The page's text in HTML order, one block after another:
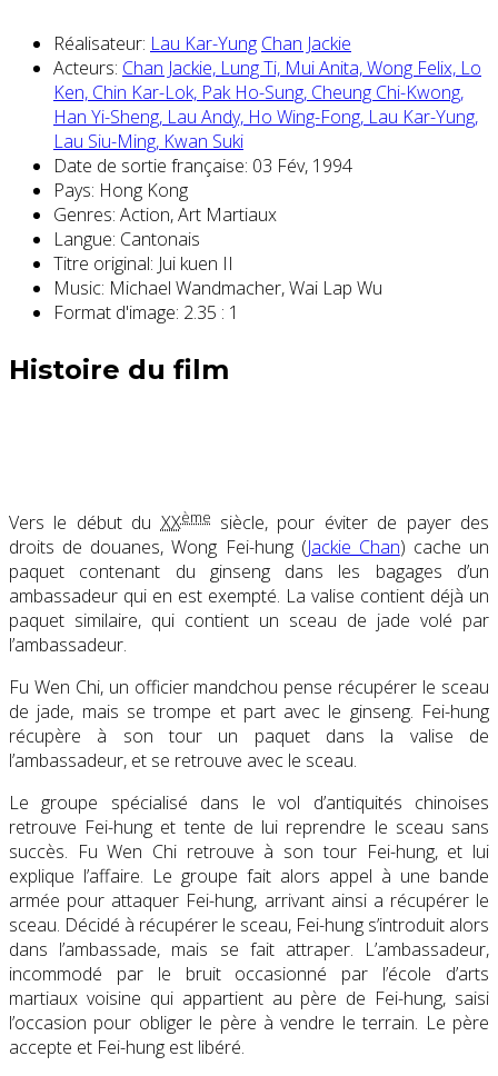
Réalisateur: Lau Kar-Yung Chan Jackie
Acteurs: Chan Jackie, Lung Ti, Mui Anita,Wong Felix, Lo
Ken, Chin Kar-Lok, Pak Ho-Sung, Cheung Chi-Kwong,
Han Yi-Sheng, Lau Andy, Ho Wing-Fong, Lau Kar-Yung,
Lau Siu-Ming, Kwan Suki
Date de sortie française: 03 Fév, 1994
Pays: Hong Kong
Genres: Action, Art Martiaux
Langue: Cantonais
Titre original: Jui kuen II
Music: Michael Wandmacher, Wai Lap Wu
Format d'image: 2.35 : 1
Histoire du film
Vers le début du XXème siècle, pour éviter de payer des
droits de douanes, Wong Fei-hung (Jackie Chan) cache un
paquet contenant du ginseng dans les bagages d’un
ambassadeur qui en est exempté. La valise contient déjà un
paquet similaire, qui contient un sceau de jade volé par
l’ambassadeur.
Fu Wen Chi, un officier mandchou pense récupérer le sceau
de jade, mais se trompe et part avec le ginseng. Fei-hung
récupère à son tour un paquet dans la valise de
l’ambassadeur, et se retrouve avec le sceau.
Le groupe spécialisé dans le vol d’antiquités chinoises
retrouve Fei-hung et tente de lui reprendre le sceau sans
succès. Fu Wen Chi retrouve à son tour Fei-hung, et lui
explique l’affaire. Le groupe fait alors appel à une bande
armée pour attaquer Fei-hung, arrivant ainsi a récupérer le
sceau. Décidé à récupérer le sceau, Fei-hung s’introduit alors
dans l’ambassade, mais se fait attraper. L’ambassadeur,
incommodé par le bruit occasionné par l’école d’arts
martiaux voisine qui appartient au père de Fei-hung, saisi
l’occasion pour obliger le père à vendre le terrain. Le père
accepte et Fei-hung est libéré.